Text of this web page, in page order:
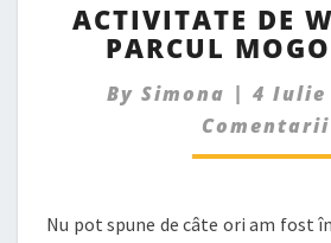
DE
ACTIVITATE DE
PARCUL
By Simona | 4 Iulie
Comentarii
Nu pot spune de câte ori am fost